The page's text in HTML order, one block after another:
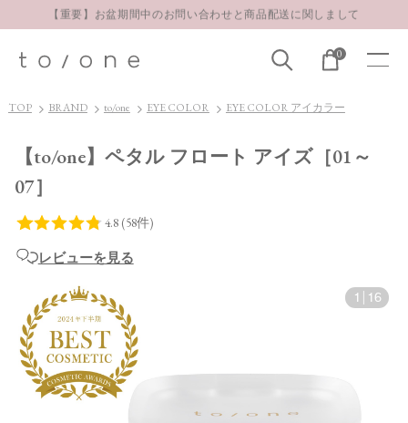
お得な定期購入コースはこちら
LINE お友達登録 500円OFFクーポンプレゼント
お得な定期購入コースはこちら
LINE お友達登録 500円OFFクーポンプレゼント
0
TOP BRAND to/one EYE COLOR EYE COLOR アイカラー
【to/one】ペタル フロート アイズ［01～
07］
レビューを見る
1 16